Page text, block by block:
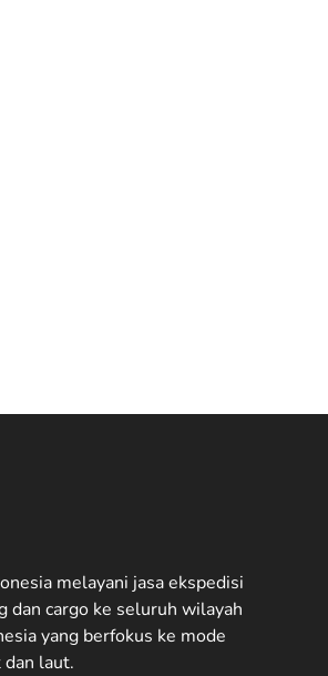
melayani jasa ekspedisi
dan cargo ke seluruh wilayah
yang berfokus ke mode
laut.